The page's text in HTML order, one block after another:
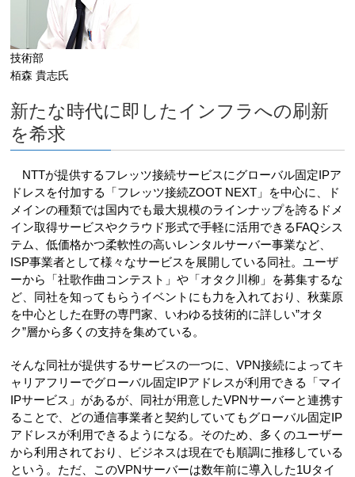
技術部
栢森 貴志氏
新たな時代に即したインフラへの刷新
を希求
NTTが提供するフレッツ接続サービスにグローバル固定IPア
ドレスを付加する「フレッツ接続ZOOT NEXT」を中心に、ド
メインの種類では国内でも最大規模のラインナップを誇るドメ
イン取得サービスやクラウド形式で手軽に活用できるFAQシス
テム、低価格かつ柔軟性の高いレンタルサーバー事業など、
ISP事業者として様々なサービスを展開している同社。ユーザ
ーから「社歌作曲コンテスト」や「オタク川柳」を募集するな
ど、同社を知ってもらうイベントにも力を入れており、秋葉原
を中心とした在野の専門家、いわゆる技術的に詳しい”オタ
ク”層から多くの支持を集めている。
そんな同社が提供するサービスの一つに、VPN接続によってキ
ャリアフリーでグローバル固定IPアドレスが利用できる「マイ
IPサービス」があるが、同社が用意したVPNサーバーと連携す
ることで、どの通信事業者と契約していてもグローバル固定IP
アドレスが利用できるようになる。そのため、多くのユーザー
から利用されており、ビジネスは現在でも順調に推移している
という。ただ、このVPNサーバーは数年前に導入した1Uタイ